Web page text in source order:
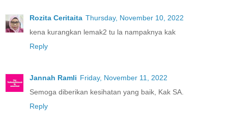
Rozita Ceritaita Thursday, November 10, 2022
kena kurangkan lemak2 tu la nampaknya kak
Reply
Jannah Ramli Friday, November 11, 2022
Semoga diberikan kesihatan yang baik, Kak SA.
Reply